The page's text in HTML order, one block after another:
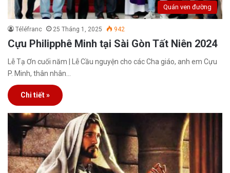
Quán ven đường
Téléfranc 25 Tháng 1, 2025 942
Cựu Philipphê Minh tại Sài Gòn Tất Niên 2024
Lễ Tạ Ơn cuối năm | Lễ Cầu nguyện cho các Cha giáo, anh em Cựu
P. Minh, thân nhân…
Chi tiết »